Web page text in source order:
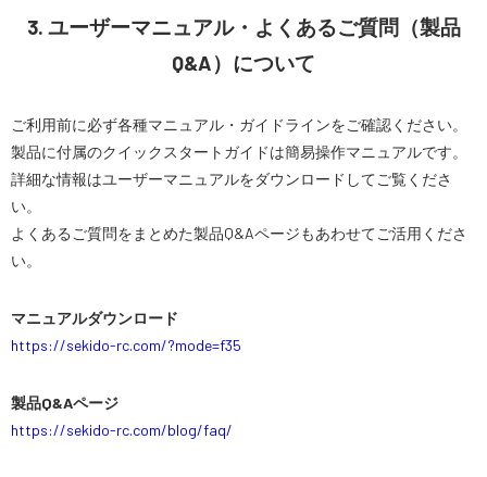
3. ユーザーマニュアル・よくあるご質問（製品
Q&A）について
ご利用前に必ず各種マニュアル・ガイドラインをご確認ください。
製品に付属のクイックスタートガイドは簡易操作マニュアルです。
詳細な情報はユーザーマニュアルをダウンロードしてご覧くださ
い。
よくあるご質問をまとめた製品Q&Aページもあわせてご活用くださ
い。
マニュアルダウンロード
https://sekido-rc.com/?mode=f35
製品Q&Aページ
https://sekido-rc.com/blog/faq/